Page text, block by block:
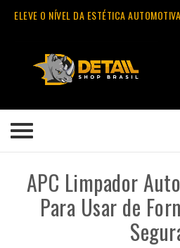
ELEVE O NÍVEL DA ESTÉTICA AUTOMOTIVA
APC Limpador
Para Usar de